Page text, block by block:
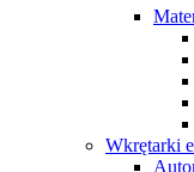
Wkrętarki